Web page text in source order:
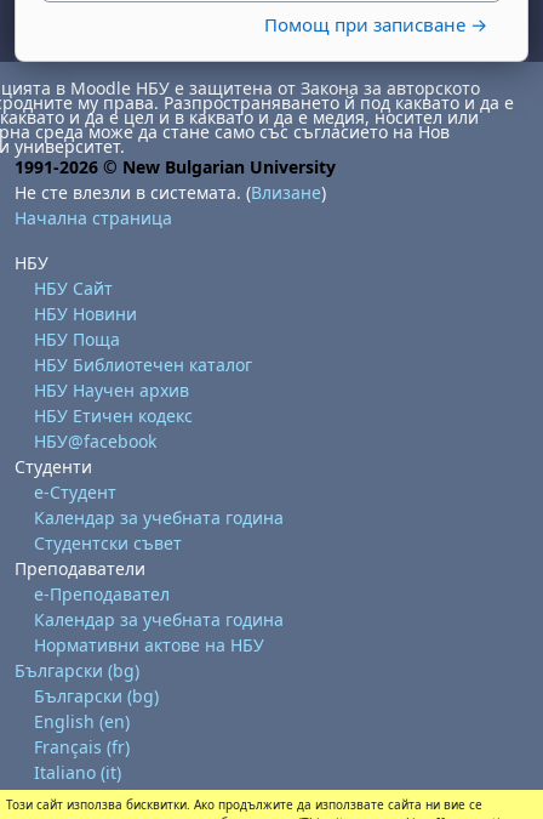
Помощ при записване →
август
август
22 август
неделя, 23 август
август
август
29 август
неделя, 30 август
в Moodle НБУ е защитена от Закона за авторското
му права. Разпространяването й под каквато и да е
и да е цел и в каквато и да е медия, носител или
среда може да стане само със съгласието на Нов
университет.
1991-2026 © New Bulgarian University
Не сте влезли в системата. (Влизане)
Начална страница
НБУ
НБУ Сайт
НБУ Новини
НБУ Поща
НБУ Библиотечен каталог
НБУ Научен архив
НБУ Етичен кодекс
НБУ@facebook
Студенти
е-Студент
Календар за учебната година
Студентски съвет
Преподаватели
е-Преподавател
Календар за учебната година
Нормативни актове на НБУ
Български ‎(bg)‎
Български ‎(bg)‎
English ‎(en)‎
Français ‎(fr)‎
Italiano ‎(it)‎
Този сайт използва бисквитки. Ако продължите да използвате сайта ни вие се